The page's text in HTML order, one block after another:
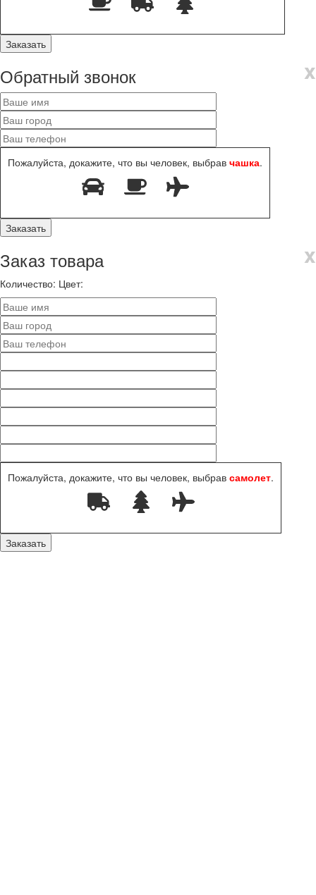
x
Обратный звонок
Пожалуйста, докажите, что вы человек, выбрав чашка.
x
Заказ товара
Количество: Цвет:
Пожалуйста, докажите, что вы человек, выбрав самолет.